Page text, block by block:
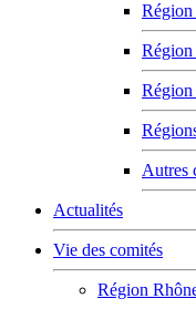
Région
Autres
Actualités
Vie des comités
Région